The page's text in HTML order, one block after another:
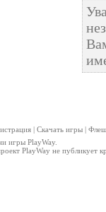
| Скачать игры |
игры PlayWay.
PlayWay не публикует